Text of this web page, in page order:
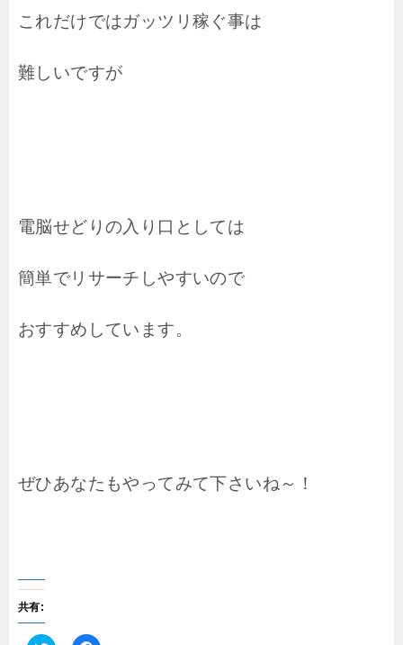
これだけではガッツリ稼ぐ事は
難しいですが
電脳せどりの入り口としては
簡単でリサーチしやすいので
おすすめしています。
ぜひあなたもやってみて下さいね～！
共有: